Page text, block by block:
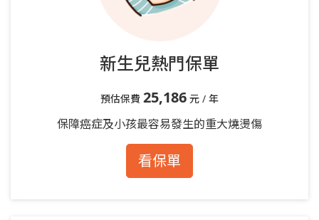
新生兒熱門保單
預估保費 25,186 元 / 年
保障癌症及小孩最容易發生的重大燒燙傷
看保單